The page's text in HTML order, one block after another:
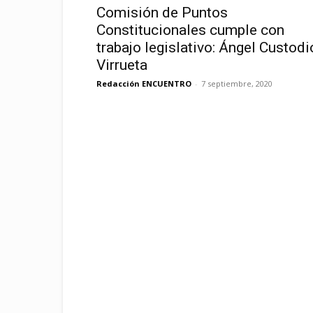
Comisión de Puntos
Constitucionales cumple con
trabajo legislativo: Ángel
Virrueta
Redacción ENCUENTRO - 7 septiembre, 2020